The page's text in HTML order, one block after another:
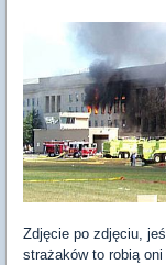
Zdjęcie po zdjęciu,
strażaków to robią